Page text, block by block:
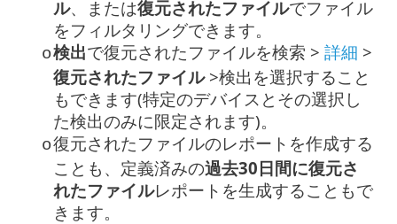
ル、または復元されたファイルでファイル
をフィルタリングできます。
o検出で復元されたファイルを検索 > 詳細 >
復元されたファイル>検出を選択すること
もできます(特定のデバイスとその選択し
た検出のみに限定されます)。
o復元されたファイルのレポートを作成する
ことも、定義済みの過去30日間に復元さ
れたファイルレポートを生成することもで
きます。